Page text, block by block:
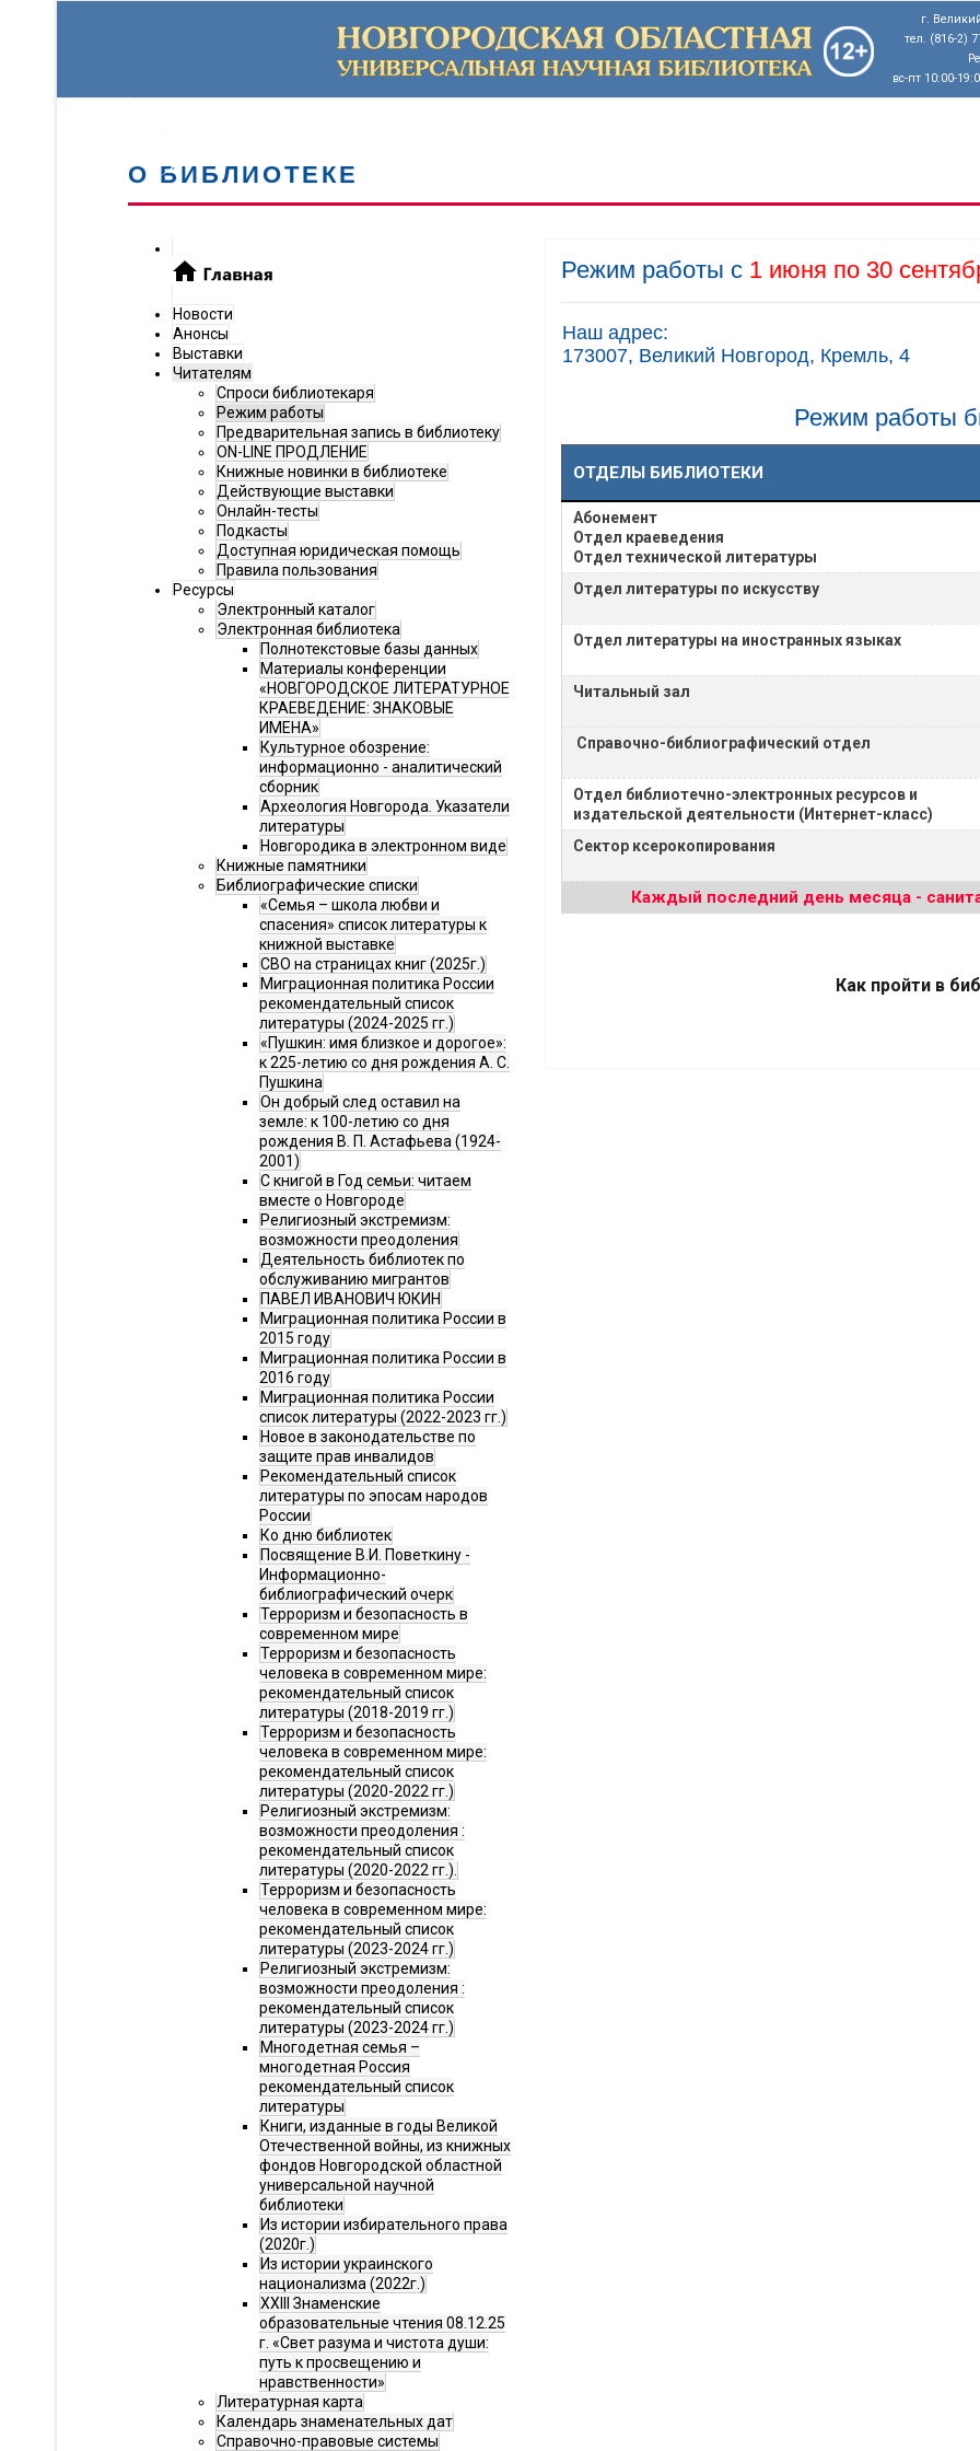
г.
тел. (816-2)
вс-пт 10:00-
О БИБЛИОТЕКЕ
Новости
Анонсы
Выставки
Читателям
Спроси библиотекаря
Режим работы
Предварительная запись в библиотеку
ON-LINE ПРОДЛЕНИЕ
Книжные новинки в библиотеке
Действующие выставки
Онлайн-тесты
Подкасты
Доступная юридическая помощь
Правила пользования
Ресурсы
Электронный каталог
Электронная библиотека
Полнотекстовые базы данных
Материалы конференции
«НОВГОРОДСКОЕ ЛИТЕРАТУРНОЕ
КРАЕВЕДЕНИЕ: ЗНАКОВЫЕ
ИМЕНА»
Культурное обозрение:
информационно - аналитический
сборник
Археология Новгорода. Указатели
литературы
Новгородика в электронном виде
Книжные памятники
Библиографические списки
«Семья – школа любви и
спасения» список литературы к
книжной выставке
СВО на страницах книг (2025г.)
Миграционная политика России
рекомендательный список
литературы (2024-2025 гг.)
«Пушкин: имя близкое и дорогое»:
к 225-летию со дня рождения А. С.
Пушкина
Он добрый след оставил на
земле: к 100-летию со дня
рождения В. П. Астафьева (1924-
2001)
С книгой в Год семьи: читаем
вместе о Новгороде
Религиозный экстремизм:
возможности преодоления
Деятельность библиотек по
обслуживанию мигрантов
ПАВЕЛ ИВАНОВИЧ ЮКИН
Миграционная политика России в
2015 году
Миграционная политика России в
2016 году
Миграционная политика России
список литературы (2022-2023 гг.)
Новое в законодательстве по
защите прав инвалидов
Рекомендательный список
литературы по эпосам народов
России
Ко дню библиотек
Посвящение В.И. Поветкину -
Информационно-
библиографический очерк
Терроризм и безопасность в
современном мире
Терроризм и безопасность
человека в современном мире:
рекомендательный список
литературы (2018-2019 гг.)
Терроризм и безопасность
человека в современном мире:
рекомендательный список
литературы (2020-2022 гг.)
Религиозный экстремизм:
возможности преодоления :
рекомендательный список
литературы (2020-2022 гг.).
Терроризм и безопасность
человека в современном мире:
рекомендательный список
литературы (2023-2024 гг.)
Религиозный экстремизм:
возможности преодоления :
рекомендательный список
литературы (2023-2024 гг.)
Многодетная семья –
многодетная Россия
рекомендательный список
литературы
Книги, изданные в годы Великой
Отечественной войны, из книжных
фондов Новгородской областной
универсальной научной
библиотеки
Из истории избирательного права
(2020г.)
Из истории украинского
национализма (2022г.)
XXIII Знаменские
образовательные чтения 08.12.25
г. «Свет разума и чистота души:
путь к просвещению и
нравственности»
Литературная карта
Календарь знаменательных дат
Справочно-правовые системы
Режим работы с 1 июня по 30
Наш адрес:
173007, Великий Новгород, Кремль, 4
Режим работы
ОТДЕЛЫ БИБЛИОТЕКИ
Каждый последний день месяца -
Абонемент
Отдел краеведения
Отдел технической литературы
Отдел литературы по искусству
Отдел литературы на иностранных языках
Читальный зал
Справочно-библиографический отдел
Отдел библиотечно-электронных ресурсов и
издательской деятельности (Интернет-класс)
Сектор ксерокопирования
Как пройти в